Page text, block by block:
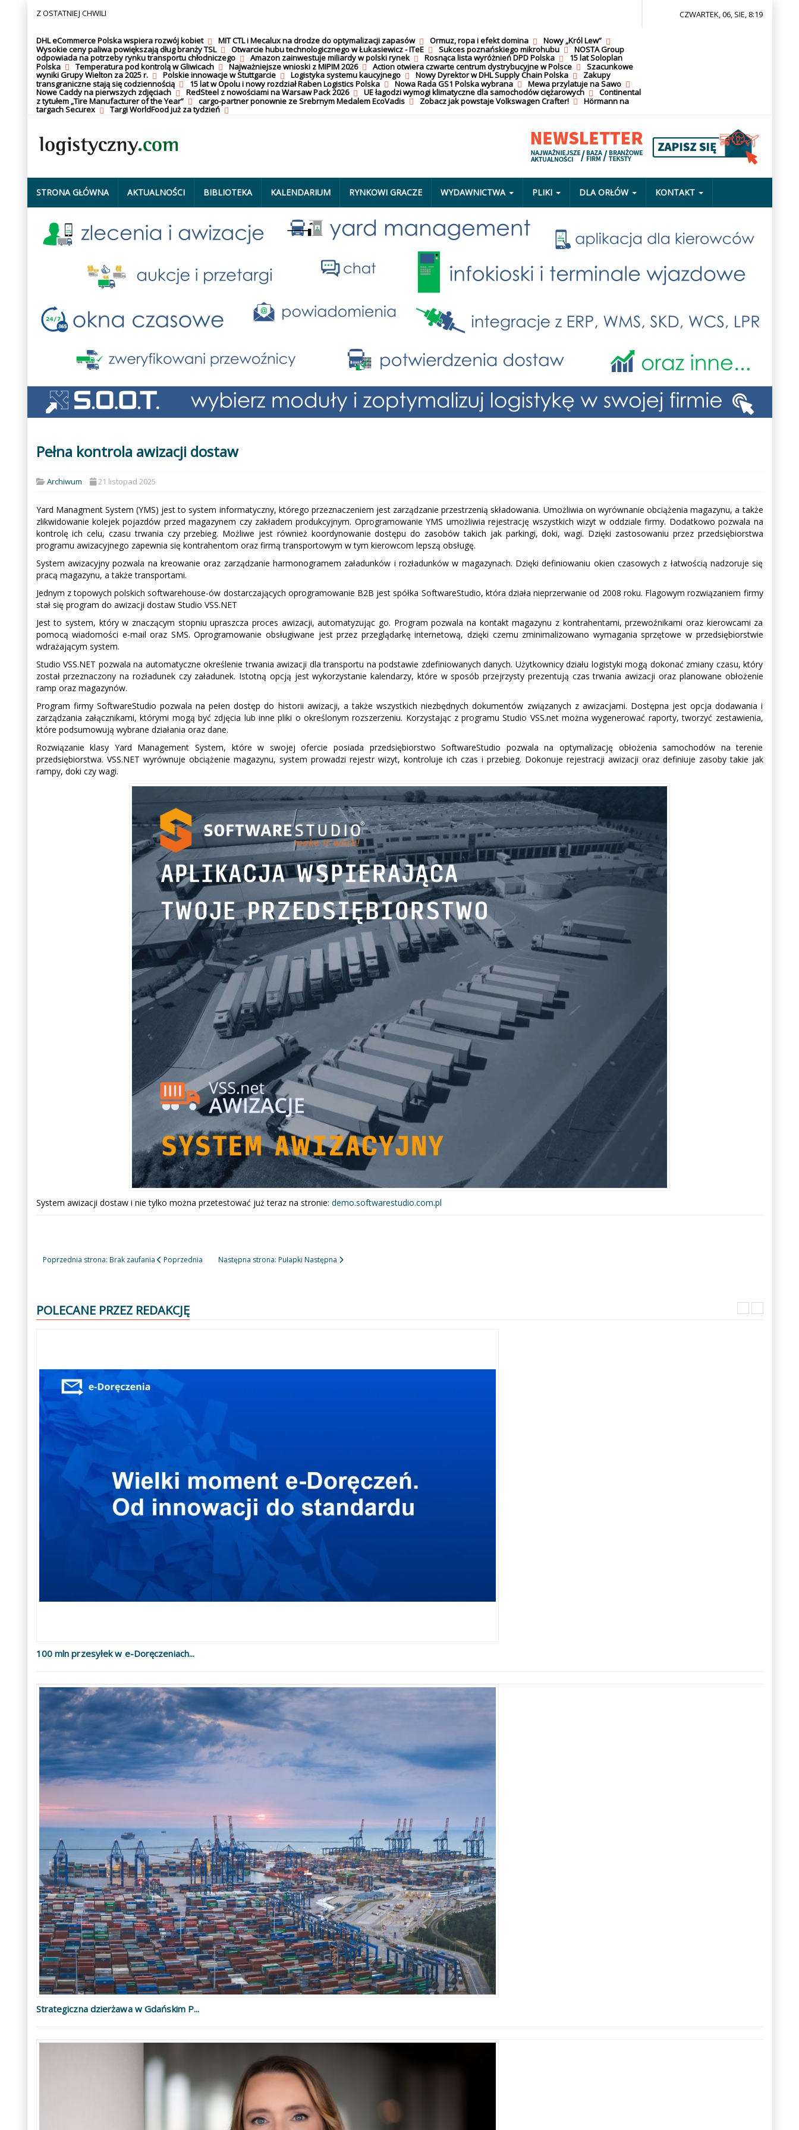
Z OSTATNIEJ CHWILI
DHL eCommerce Polska wspiera rozwój kobiet MIT CTL i Mecalux na drodze do optymalizacji zapasów Ormuz, ropa i efekt domina
Nowy „Król Lew”
Wysokie ceny paliwa powiększają dług branży TSL
Otwarcie hubu technologicznego w Łukasiewicz - ITeE Sukces poznańskiego mikrohubu
NOSTA Group
odpowiada na potrzeby rynku transportu chłodniczego
Amazon zainwestuje miliardy w polski rynek Rosnąca lista wyróżnień DPD Polska
15 lat Soloplan
Polska
Temperatura pod kontrolą w Gliwicach Najważniejsze wnioski z MIPIM 2026 Action otwiera czwarte centrum dystrybucyjne w Polsce
Szacunkowe
wyniki Grupy Wielton za 2025 r.
Polskie innowacje w Stuttgarcie Logistyka systemu kaucyjnego Nowy Dyrektor w DHL Supply Chain Polska
Zakupy
transgraniczne stają się codziennością
15 lat w Opolu i nowy rozdział Raben Logistics Polska Nowa Rada GS1 Polska wybrana
Mewa przylatuje na Sawo
Nowe Caddy na pierwszych zdjęciach
RedSteel z nowościami na Warsaw Pack 2026 UE łagodzi wymogi klimatyczne dla samochodów ciężarowych
Continental
z tytułem „Tire Manufacturer of the Year”
cargo-partner ponownie ze Srebrnym Medalem EcoVadis Zobacz jak powstaje Volkswagen Crafter!
Hörmann na
targach Securex
Targi WorldFood już za tydzień
CZWARTEK, 06, SIE, 8:19
STRONA GŁÓWNA AKTUALNOŚCI BIBLIOTEKA KALENDARIUM RYNKOWI GRACZE WYDAWNICTWA PLIKI DLA ORŁÓW KONTAKT
Pełna kontrola awizacji dostaw
Archiwum 21 listopad 2025
Yard Managment System (YMS) jest to system informatyczny, którego przeznaczeniem jest zarządzanie przestrzenią składowania. Umożliwia on wyrównanie obciążenia magazynu, a także
zlikwidowanie kolejek pojazdów przed magazynem czy zakładem produkcyjnym. Oprogramowanie YMS umożliwia rejestrację wszystkich wizyt w oddziale firmy. Dodatkowo pozwala na
kontrolę ich celu, czasu trwania czy przebieg. Możliwe jest również koordynowanie dostępu do zasobów takich jak parkingi, doki, wagi. Dzięki zastosowaniu przez przedsiębiorstwa
programu awizacyjnego zapewnia się kontrahentom oraz firmą transportowym w tym kierowcom lepszą obsługę.
System awizacyjny pozwala na kreowanie oraz zarządzanie harmonogramem załadunków i rozładunków w magazynach. Dzięki definiowaniu okien czasowych z łatwością nadzoruje się
pracą magazynu, a także transportami.
Jednym z topowych polskich softwarehouse-ów dostarczających oprogramowanie B2B jest spółka SoftwareStudio, która działa nieprzerwanie od 2008 roku. Flagowym rozwiązaniem firmy
stał się program do awizacji dostaw Studio VSS.NET
Jest to system, który w znaczącym stopniu upraszcza proces awizacji, automatyzując go. Program pozwala na kontakt magazynu z kontrahentami, przewoźnikami oraz kierowcami za
pomocą wiadomości e-mail oraz SMS. Oprogramowanie obsługiwane jest przez przeglądarkę internetową, dzięki czemu zminimalizowano wymagania sprzętowe w przedsiębiorstwie
wdrażającym system.
Studio VSS.NET pozwala na automatyczne określenie trwania awizacji dla transportu na podstawie zdefiniowanych danych. Użytkownicy działu logistyki mogą dokonać zmiany czasu, który
został przeznaczony na rozładunek czy załadunek. Istotną opcją jest wykorzystanie kalendarzy, które w sposób przejrzysty prezentują czas trwania awizacji oraz planowane obłożenie
ramp oraz magazynów.
Program firmy SoftwareStudio pozwala na pełen dostęp do historii awizacji, a także wszystkich niezbędnych dokumentów związanych z awizacjami. Dostępna jest opcja dodawania i
zarządzania załącznikami, którymi mogą być zdjęcia lub inne pliki o określonym rozszerzeniu. Korzystając z programu Studio VSS.net można wygenerować raporty, tworzyć zestawienia,
które podsumowują wybrane działania oraz dane.
Rozwiązanie klasy Yard Management System, które w swojej ofercie posiada przedsiębiorstwo SoftwareStudio pozwala na optymalizację obłożenia samochodów na terenie
przedsiębiorstwa. VSS.NET wyrównuje obciążenie magazynu, system prowadzi rejestr wizyt, kontroluje ich czas i przebieg. Dokonuje rejestracji awizacji oraz definiuje zasoby takie jak
rampy, doki czy wagi.
System awizacji dostaw i nie tylko można przetestować już teraz na stronie: demo.softwarestudio.com.pl
Poprzednia strona: Brak zaufania Poprzednia Następna strona: Pułapki Następna
POLECANE PRZEZ REDAKCJĘ
Poprzedni
Następny
100 mln przesyłek w e-Doręczeniach...
Strategiczna dzierżawa w Gdańskim P...